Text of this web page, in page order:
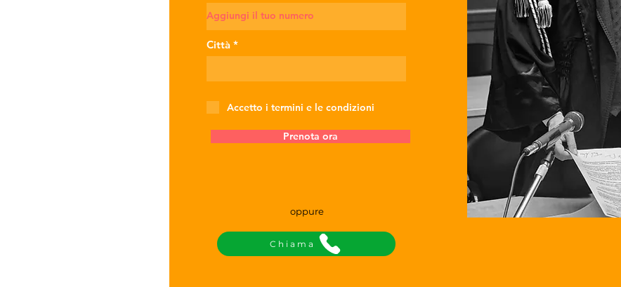
Città
Accetto i termini e le condizioni
Prenota ora
oppure
Chiama